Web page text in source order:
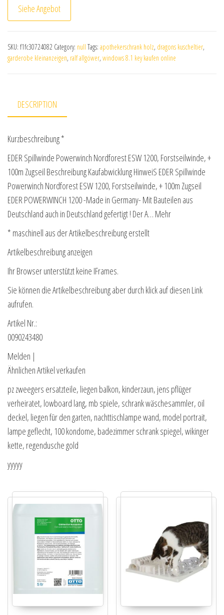
Siehe Angebot
SKU: f1fc30724082 Category: null Tags: apothekerschrank holz, dragons kuscheltier,
garderobe kleinanzeigen, ralf allgöwer, windows 8.1 key kaufen online
DESCRIPTION
Kurzbeschreibung *
EDER Spillwinde Powerwinch Nordforest ESW 1200, Forstseilwinde, +
100m Zugseil Beschreibung Kaufabwicklung HinweiS EDER Spillwinde
Powerwinch Nordforest ESW 1200, Forstseilwinde, + 100m Zugseil
EDER POWERWINCH 1200 -Made in Germany- Mit Bauteilen aus
Deutschland auch in Deutschland gefertigt ! Der A… Mehr
* maschinell aus der Artikelbeschreibung erstellt
Artikelbeschreibung anzeigen
Ihr Browser unterstützt keine IFrames.
Sie können die Artikelbeschreibung aber durch klick auf diesen Link
aufrufen.
Artikel Nr.:
0090243480
Melden |
Ähnlichen Artikel verkaufen
pz zweegers ersatzteile, liegen balkon, kinderzaun, jens pflüger
verheiratet, lowboard lang, mb spiele, schrank wäschesammler, oil
deckel, liegen für den garten, nachttischlampe wand, model portrait,
lampe geflecht, 100 kondome, badezimmer schrank spiegel, wikinger
kette, regendusche gold
yyyyy